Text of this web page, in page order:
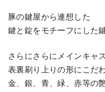
豚の鍵屋から連想した
鍵と錠をモチーフにした
さらにさらにメインキャ
表裏刷り上りの形にこだ
金、銀、青、緑、赤等の